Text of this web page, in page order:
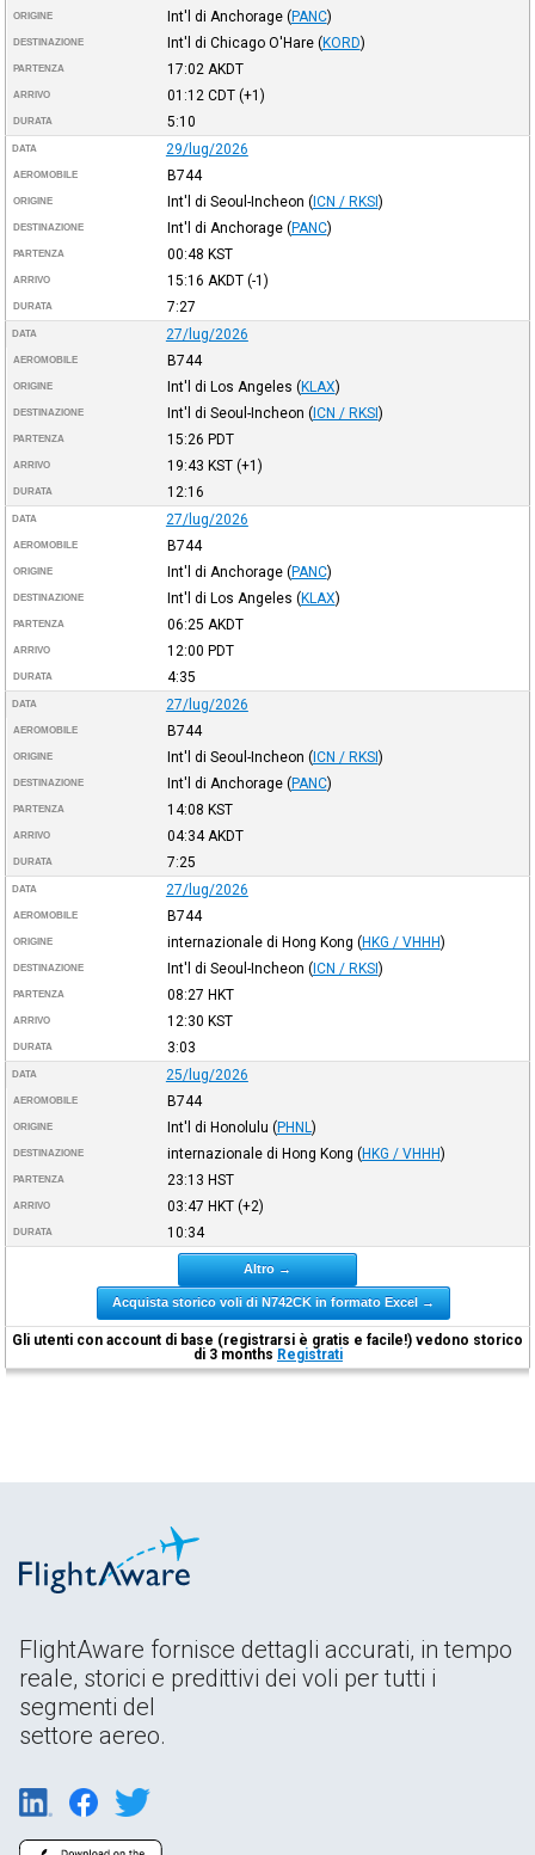
ORIGINE Int'l di Anchorage (PANC)
DESTINAZIONE Int'l di Chicago O'Hare (KORD)
PARTENZA 17:02 AKDT
ARRIVO 01:12 CDT(+1)
DURATA 5:10
DATA 29/lug/2026
AEROMOBILE B744
ORIGINE Int'l di Seoul-Incheon (ICN / RKSI)
DESTINAZIONE Int'l di Anchorage (PANC)
PARTENZA 00:48 KST
ARRIVO 15:16 AKDT(-1)
DURATA 7:27
DATA 27/lug/2026
AEROMOBILE B744
ORIGINE Int'l di Los Angeles (KLAX)
DESTINAZIONE Int'l di Seoul-Incheon (ICN / RKSI)
PARTENZA 15:26 PDT
ARRIVO 19:43 KST(+1)
DURATA 12:16
DATA 27/lug/2026
AEROMOBILE B744
ORIGINE Int'l di Anchorage (PANC)
DESTINAZIONE Int'l di Los Angeles (KLAX)
PARTENZA 06:25 AKDT
ARRIVO 12:00 PDT
DURATA 4:35
DATA 27/lug/2026
AEROMOBILE B744
ORIGINE Int'l di Seoul-Incheon (ICN / RKSI)
DESTINAZIONE Int'l di Anchorage (PANC)
PARTENZA 14:08 KST
ARRIVO 04:34 AKDT
DURATA 7:25
DATA 27/lug/2026
AEROMOBILE B744
ORIGINE internazionale di Hong Kong (HKG / VHHH)
DESTINAZIONE Int'l di Seoul-Incheon (ICN / RKSI)
PARTENZA 08:27 HKT
ARRIVO 12:30 KST
DURATA 3:03
DATA 25/lug/2026
AEROMOBILE B744
ORIGINE Int'l di Honolulu (PHNL )
DESTINAZIONE internazionale di Hong Kong (HKG / VHHH)
PARTENZA 23:13 HST
ARRIVO 03:47 HKT(+2)
DURATA 10:34
Altro →
Acquista storico voli di N742CK in formato Excel →
Gli utenti con account di base (registrarsi è gratis e facile!) vedono storico
di 3 months Registrati
FlightAware fornisce dettagli accurati, in tempo
reale, storici e predittivi dei voli per tutti i
segmenti del
settore aereo.